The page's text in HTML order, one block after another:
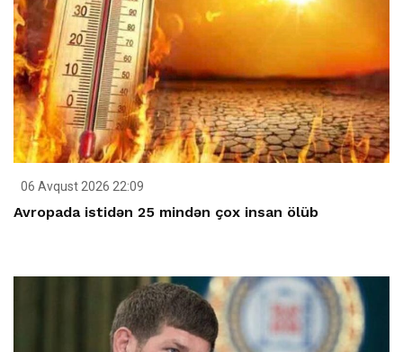
06 Avqust 2026 22:09
Avropada istidən 25 mindən çox insan ölüb